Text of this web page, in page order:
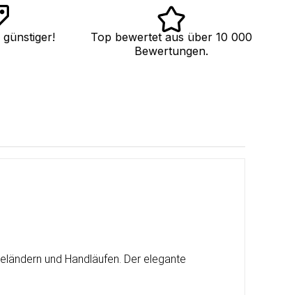
Top bewertet aus über 10 000
Bewertungen.
und Handläufen. Der elegante